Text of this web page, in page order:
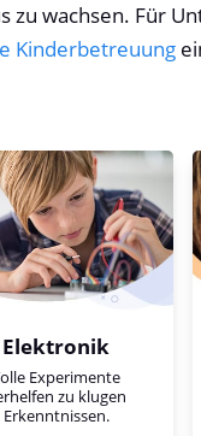
zu wachsen. Für
Kinderbetreuung
Elektronik
Experimente
zu klugen
Erkenntnissen.